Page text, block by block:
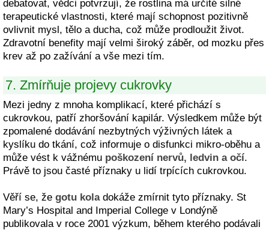
debatovat, vědci potvrzují, že rostlina má určité silné
terapeutické vlastnosti, které mají schopnost pozitivně
ovlivnit mysl, tělo a ducha, což může prodloužit život.
Zdravotní benefity mají velmi široký záběr, od mozku přes
krev až po zažívání a vše mezi tím.
7. Zmírňuje projevy cukrovky
Mezi jedny z mnoha komplikací, které přichází s
cukrovkou, patří zhoršování kapilár. Výsledkem může být
zpomalené dodávání nezbytných výživných látek a
kyslíku do tkání, což informuje o disfunkci mikro-oběhu a
může vést k vážnému poškození nervů, ledvin a očí.
Právě to jsou časté příznaky u lidí trpících cukrovkou.
Věří se, že gotu koladokáže zmírnit tyto příznaky. St
Mary’s Hospital and Imperial College v Londýně
publikovala v roce 2001 výzkum, během kterého podávali